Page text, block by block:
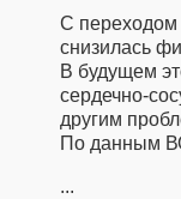
С переходом
снизилась
В будущем
сердечно-
другим
По данным
...